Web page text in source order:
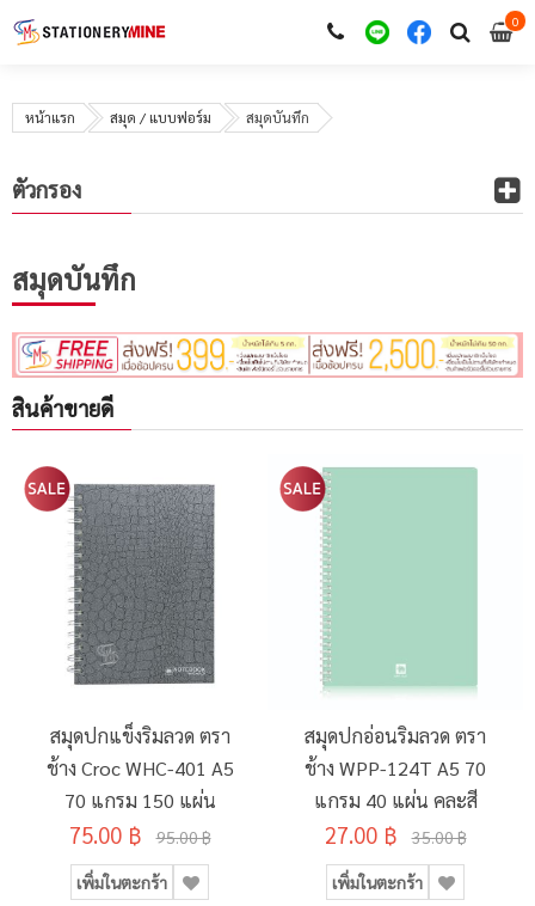
00
หน้าแรก สมุด / แบบฟอร์ม สมุดบันทึก
สมุดบันทึก
สินค้าขายดี
สมุดปกแข็งริมลวด ตรา
ช้าง Croc WHC-401 A5
70 แกรม 150 แผ่น
75.00 ฿ 95.00 ฿
เพิ่มในตะกร้า
สมุดปกอ่อนริมลวด ตรา
ช้าง WPP-124T A5 70
แกรม 40 แผ่น คละสี
27.00 ฿ 35.00 ฿
เพิ่มในตะกร้า
ตัวกรอง